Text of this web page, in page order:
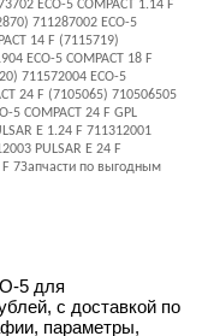
ECO-5 COMPACT 1.14 F
711287002 ECO-5
14 F (7115719)
ECO-5 COMPACT 18 F
711572004 ECO-5
24 F (7105065) 710506505
5 COMPACT 24 F GPL
E 1.24 F 711312001
PULSAR E 24 F
F 7Запчасти по выгодным
5 для
с доставкой по
параметры,